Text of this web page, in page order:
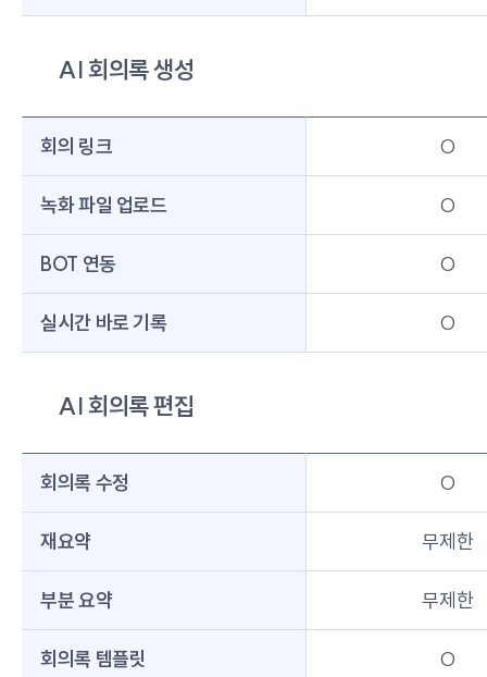
AI 회의록 생성
회의 링크 O
녹화 파일 업로드 O
BOT 연동 O
실시간 바로 기록 O
AI 회의록 편집
회의록 수정 O
재요약 무제한
부분 요약 무제한
회의록 템플릿 O